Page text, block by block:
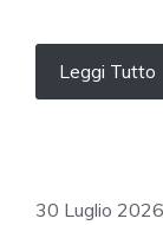
Leggi Tutto
30 Luglio 2026